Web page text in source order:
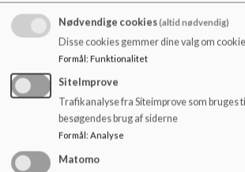
Mail: liseb@viborg.dk
Læs mere om skolepsykologernes arbejde
Hammershøj skole
Nødvendige cookies(altid nødvendig)
Disse cookies gemmer dine valg om
Formål: Funktionalitet
SiteImprove
Trafikanalyse fra Siteimprove som bruges
besøgendes brug af siderne
Formål : Analyse
Matomo